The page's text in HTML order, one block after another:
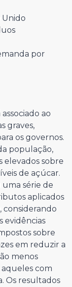
Unido
por
ao
graves,
os governos.
população,
elevados sobre
de açúcar.
série de
aplicados
considerando
evidências
sobre
em reduzir a
menos
com
Os resultados